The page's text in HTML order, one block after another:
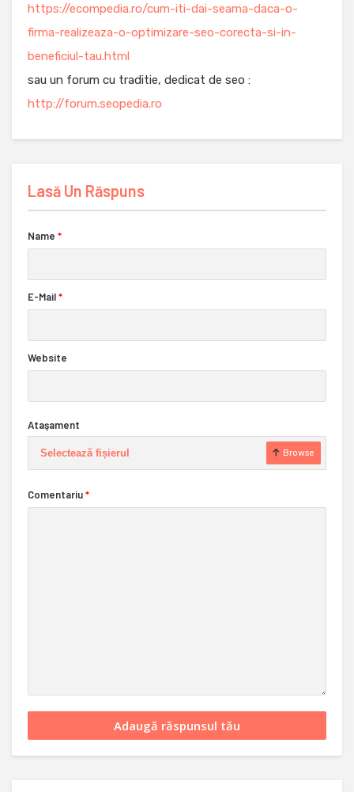
https://ecompedia.ro/cum-iti-dai-seama-daca-o-
firma-realizeaza-o-optimizare-seo-corecta-si-in-
beneficiul-tau.html
sau un forum cu traditie, dedicat de seo :
http://forum.seopedia.ro
Lasă Un Răspuns
Name *
E-Mail*
Website
Ataşament
Selectează fișierul Browse
Comentariu*